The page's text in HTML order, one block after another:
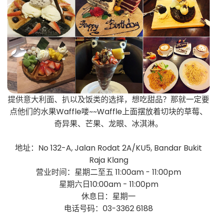
提供意大利面、扒以及饭类的选择，想吃甜品？那就一定要
点他们的水果Waffle喽~~Waffle上面摆放着切块的草莓、
奇异果、芒果、龙眼、冰淇淋。
地址：No 132-A, Jalan Rodat 2A/KU5, Bandar Bukit
Raja Klang
营业时间：星期二至五 11:00am - 11:00pm
星期六日10:00am - 11:00pm
休息日：星期一
电话号码：03-3362 6188